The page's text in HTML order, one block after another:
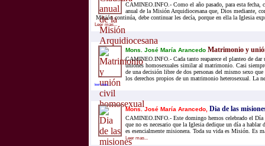
CAMINEO.INFO.- Como el año pasado, para esta fecha,
anual de la Misión Arquidiocesana que, Dios mediante,
Misión continúa, debe continuar les decía, porque en ella la Iglesia
Leer mas...
Mons. José María Arancedo Matrimonio y
CAMINEO.INFO.- Cada tanto reaparece el planteo de
uniones homosexuales similar al matrimonio. Casi
de una decisión libre de dos personas del mismo sexo
los derechos propios de un matrimonio heterosexual. La
leer mas...
Mons. José María Arancedo, Dia de las
CAMINEO.INFO.- Este domingo hemos celebrado el Día
que no es necesario que la Iglesia dedique un día a hablar
es esencialmente misionera. Toda su vida es Misión. Es
Leer mas...